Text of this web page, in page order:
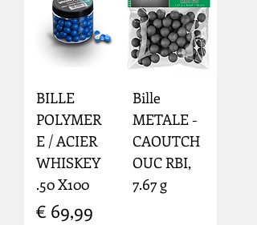
BILLE
POLYMER
E / ACIER
WHISKEY
.50 X100
Prijs
€ 69,99
Bille
METALE -
CAOUTCH
OUC RBI,
7.67 g